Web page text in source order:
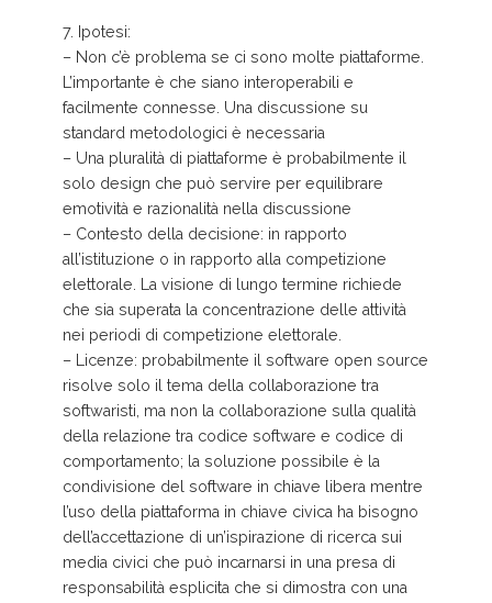
7. Ipotesi:
– Non c’è problema se ci sono molte piattaforme.
L’importante è che siano interoperabili e
facilmente connesse. Una discussione su
standard metodologici è necessaria
– Una pluralità di piattaforme è probabilmente il
solo design che può servire per equilibrare
emotività e razionalità nella discussione
– Contesto della decisione: in rapporto
all’istituzione o in rapporto alla competizione
elettorale. La visione di lungo termine richiede
che sia superata la concentrazione delle attività
nei periodi di competizione elettorale.
– Licenze: probabilmente il software open source
risolve solo il tema della collaborazione tra
softwaristi, ma non la collaborazione sulla qualità
della relazione tra codice software e codice di
comportamento; la soluzione possibile è la
condivisione del software in chiave libera mentre
l’uso della piattaforma in chiave civica ha bisogno
dell’accettazione di un’ispirazione di ricerca sui
media civici che può incarnarsi in una presa di
responsabilità esplicita che si dimostra con una